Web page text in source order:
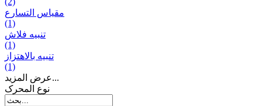
مقياس التسارع
(1)
تنبيه فلاش
(1)
تنبيه بالاهتزاز
(1)
عرض المزيد...
نوع المحرک